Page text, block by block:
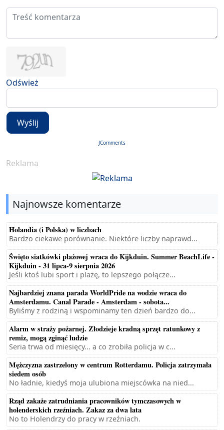
Odśwież
Wyślij
JComments
Reklama
Najnowsze komentarze
Holandia (i Polska) w liczbach
Bardzo ciekawe porównanie. Niektóre liczby naprawd...
Święto siatkówki plażowej wraca do Kijkduin. Summer BeachLife -
Kijkduin - 31 lipca-9 sierpnia 2026
Jeśli ktoś lubi sport i plażę, to lepszego połącze...
Najbardziej znana parada WorldPride na wodzie wraca do
Amsterdamu. Canal Parade - Amsterdam - sobota...
Byliśmy z rodziną i wspominamy ten dzień bardzo do...
Alarm w straży pożarnej. Złodzieje kradną sprzęt ratunkowy z
remiz, mogą zginąć ludzie
Seria trwa od miesięcy... a co zrobiła policja w c...
Mężczyzna zastrzelony w centrum Rotterdamu. Policja zatrzymała
siedem osób
No ładnie, kiedyś moja ulubiona miejscówka na nied...
Rząd zakaże zatrudniania pracowników tymczasowych w
holenderskich rzeźniach. Zakaz za dwa lata
No to Holendrzy do pracy w rzeźniach.